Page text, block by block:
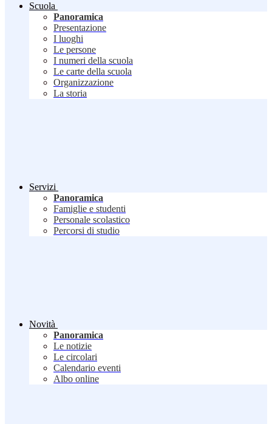
Scuola
Panoramica
Presentazione
I luoghi
Le persone
I numeri della scuola
Le carte della scuola
Organizzazione
La storia
Servizi
Panoramica
Famiglie e studenti
Personale scolastico
Percorsi di studio
Novità
Panoramica
Le notizie
Le circolari
Calendario eventi
Albo online